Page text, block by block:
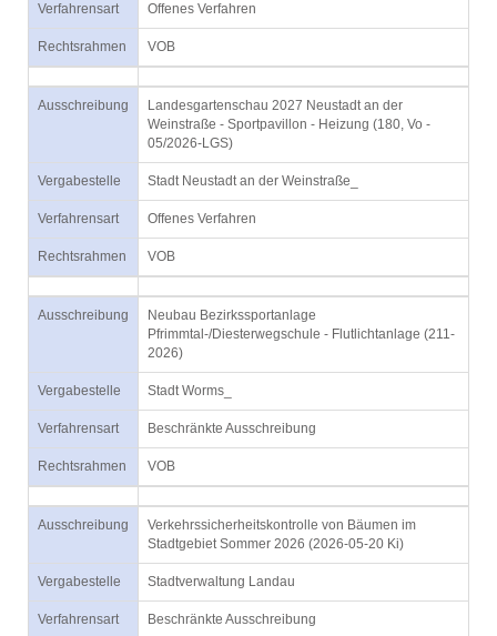
Verfahrensart Offenes Verfahren
Rechtsrahmen VOB
Ausschreibung
Landesgartenschau 2027 Neustadt an der
Weinstraße - Sportpavillon - Heizung (180, Vo -
05/2026-LGS)
Vergabestelle Stadt Neustadt an der Weinstraße_
Verfahrensart Offenes Verfahren
Rechtsrahmen VOB
Ausschreibung
Neubau Bezirkssportanlage
Pfrimmtal-/Diesterwegschule - Flutlichtanlage (211-
2026)
Vergabestelle Stadt Worms_
Verfahrensart Beschränkte Ausschreibung
Rechtsrahmen VOB
Ausschreibung
Verkehrssicherheitskontrolle von Bäumen im
Stadtgebiet Sommer 2026 (2026-05-20 Ki)
Vergabestelle Stadtverwaltung Landau
Verfahrensart Beschränkte Ausschreibung